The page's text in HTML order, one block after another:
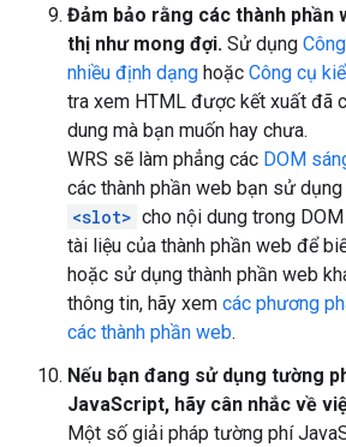
Đảm bảo rằng các thành phần
thị như mong đợi. Sử dụng
nhiều định dạng hoặc Công cụ
tra xem HTML được kết xuất đã
dung mà bạn muốn hay chưa.
WRS sẽ làm phẳng các DOM
các thành phần web bạn sử
<slot> cho nội dung trong
tài liệu của thành phần web để
hoặc sử dụng thành phần web
thông tin, hãy xem các phương
các thành phần web.
Nếu bạn đang sử dụng tường
JavaScript, hãy cân nhắc về
Một số giải pháp tường phí